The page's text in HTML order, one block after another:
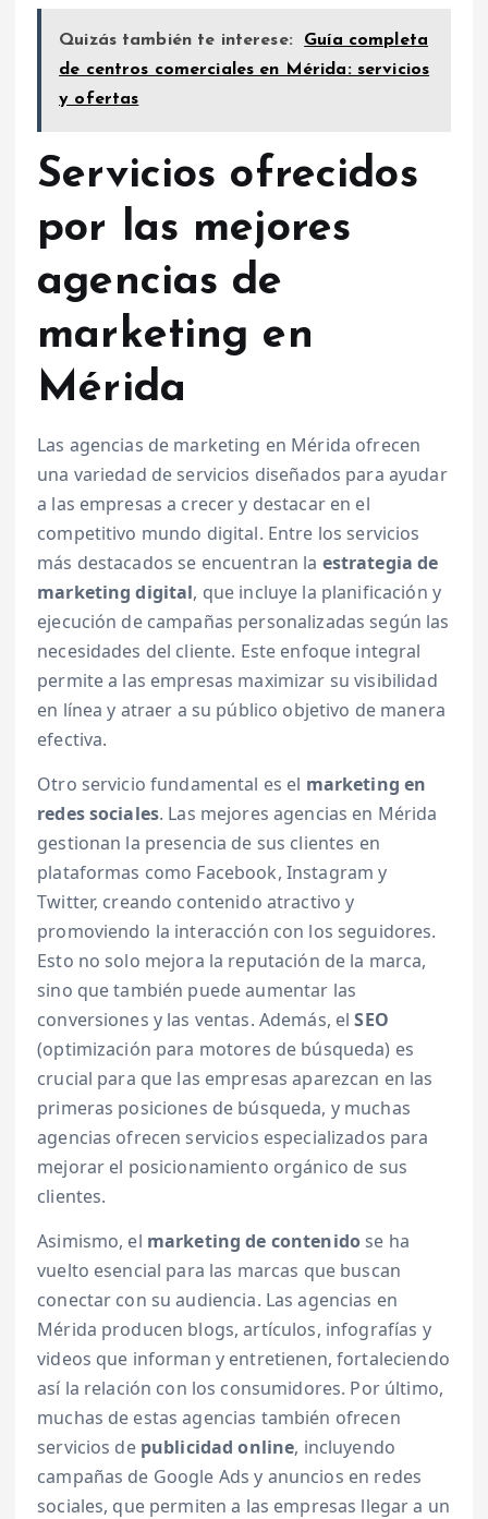
Quizás también te interese:
Guía completa
de centros comerciales en Mérida: servicios
y ofertas
Servicios ofrecidos
por las mejores
agencias de
marketing en
Mérida
Las agencias de marketing en Mérida ofrecen
una variedad de servicios diseñados para ayudar
a las empresas a crecer y destacar en el
competitivo mundo digital. Entre los servicios
más destacados se encuentran la estrategia de
marketing digital, que incluye la planificación y
ejecución de campañas personalizadas según las
necesidades del cliente. Este enfoque integral
permite a las empresas maximizar su visibilidad
en línea y atraer a su público objetivo de manera
efectiva.
Otro servicio fundamental es el marketing en
redes sociales. Las mejores agencias en Mérida
gestionan la presencia de sus clientes en
plataformas como Facebook, Instagram y
Twitter, creando contenido atractivo y
promoviendo la interacción con los seguidores.
Esto no solo mejora la reputación de la marca,
sino que también puede aumentar las
conversiones y las ventas. Además, elSEO
(optimización para motores de búsqueda) es
crucial para que las empresas aparezcan en las
primeras posiciones de búsqueda, y muchas
agencias ofrecen servicios especializados para
mejorar el posicionamiento orgánico de sus
clientes.
Asimismo, el marketing de contenidose ha
vuelto esencial para las marcas que buscan
conectar con su audiencia. Las agencias en
Mérida producen blogs, artículos, infografías y
videos que informan y entretienen, fortaleciendo
así la relación con los consumidores. Por último,
muchas de estas agencias también ofrecen
servicios de publicidad online, incluyendo
campañas de Google Ads y anuncios en redes
sociales, que permiten a las empresas llegar a un